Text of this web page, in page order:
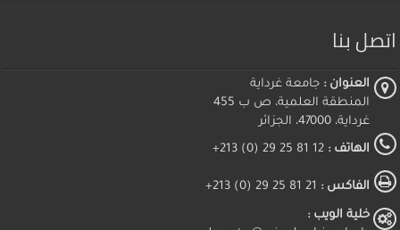
اتصل بنا
العنوان : جامعة غرداية
المنطقة العلمية، ص ب 455
غرداية، 47000، الجزائر
الهاتف : 12 81 25 29 (0) 213+
الفاكس :
خلية الويب :